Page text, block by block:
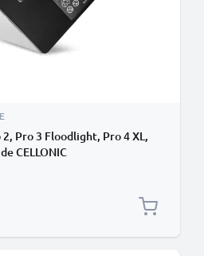
Pro 3 Floodlight, Pro 4 XL,
CELLONIC